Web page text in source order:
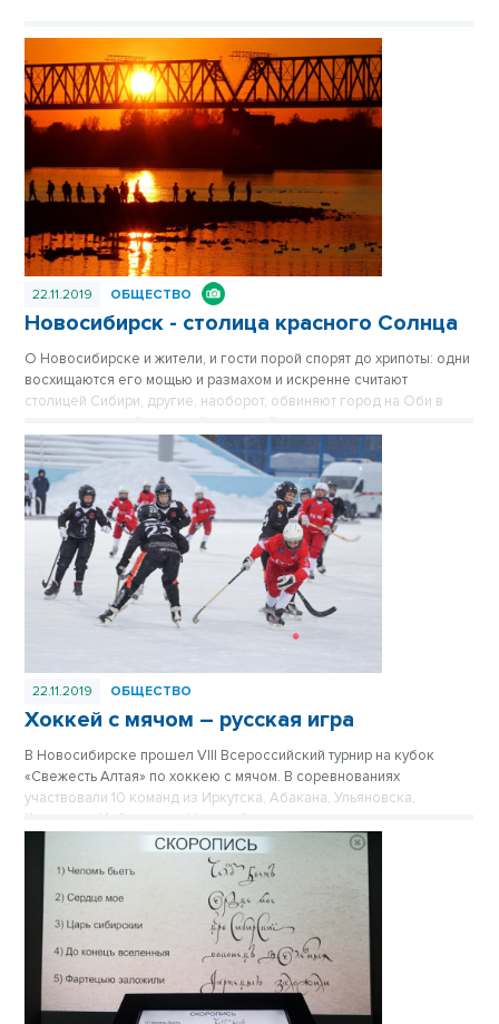
22.11.2019 ОБЩЕСТВО
Новосибирск - столица красного Солнца
О Новосибирске и жители, и гости порой спорят до хрипоты: одни
восхищаются его мощью и размахом и искренне считают
столицей Сибири, другие, наоборот, обвиняют город на Оби в
22.11.2019 ОБЩЕСТВО
Хоккей с мячом – русская игра
В Новосибирске прошел VIII Всероссийский турнир на кубок
«Свежесть Алтая» по хоккею с мячом. В соревнованиях
участвовали 10 команд из Иркутска, Абакана, Ульяновска,
Кемерова, Хабаровска, Новосибирска.